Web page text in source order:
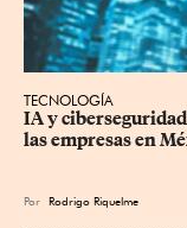
TECNOLOGÍA
IA y
las empresas en
Por Rodrigo Riquelme